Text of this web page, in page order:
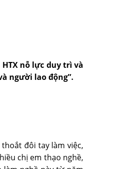
nỗ lực duy trì và
người lao động”.
đôi tay làm việc,
chị em thạo nghề,